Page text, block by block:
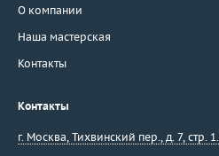
О компании
Наша мастерская
Контакты
Контакты
г. Москва, Тихвинский пер., д. 7, стр. 1.